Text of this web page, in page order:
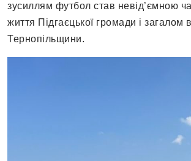
зусиллям футбол став невід’ємною
життя Підгаєцької громади і загалом
Тернопільщини.